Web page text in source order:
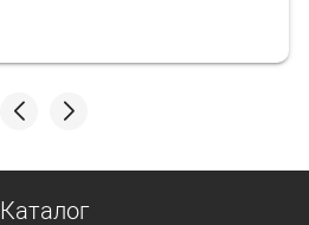
Каталог